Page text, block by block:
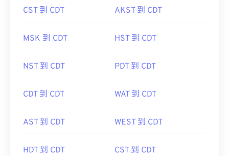
CST 到 CDT AKST 到 CDT
MSK 到 CDT HST 到 CDT
NST 到 CDT PDT 到 CDT
CDT 到 CDT WAT 到 CDT
AST 到 CDT WEST 到 CDT
HDT 到 CDT CST 到 CDT